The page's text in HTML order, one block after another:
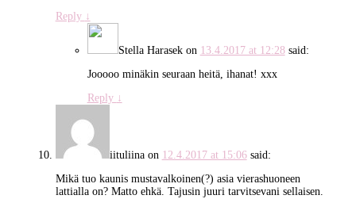
Reply ↓
Stella Harasekon 13.4.2017 at 12:28 said:
Jooooo minäkin seuraan heitä, ihanat! xxx
Reply ↓
iituliinaon 12.4.2017 at 15:06 said:
Mikä tuo kaunis mustavalkoinen(?) asia vierashuoneen
lattialla on? Matto ehkä. Tajusin juuri tarvitsevani sellaisen.